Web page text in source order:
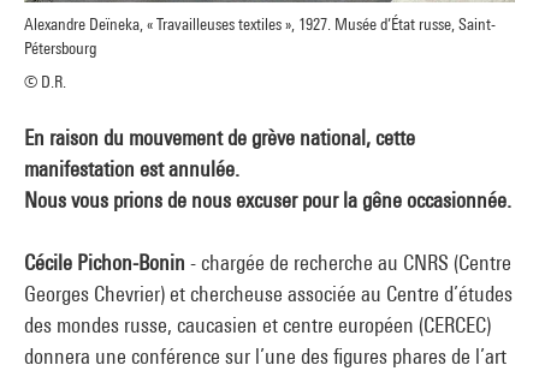
Alexandre Deïneka, « Travailleuses textiles », 1927. Musée d’État russe, Saint-
Pétersbourg
© D.R.
En raison du mouvement de grève national, cette
manifestation est annulée.
Nous vous prions de nous excuser pour la gêne occasionnée.
Cécile Pichon-Bonin - chargée de recherche au CNRS (Centre
Georges Chevrier) et chercheuse associée au Centre d’études
des mondes russe, caucasien et centre européen (CERCEC)
donnera une conférence sur l’une des figures phares de l’art